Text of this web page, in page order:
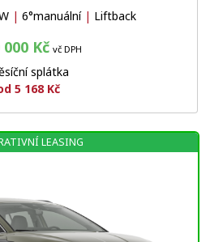
| 6°manuální | Liftback
000 Kč vč DPH
splátka
5 168 Kč
LEASING